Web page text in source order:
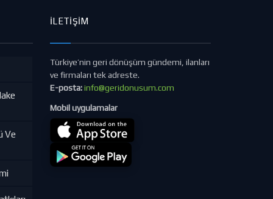
Ve
İLETIŞIM
Türkiye’nin geri dönüşüm gündemi, ilanları
ve firmaları tek adreste.
E-posta:info@geridonusum.com
Mobil uygulamalar